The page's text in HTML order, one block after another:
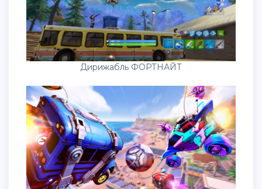
Дирижабль ФОРТНАЙТ